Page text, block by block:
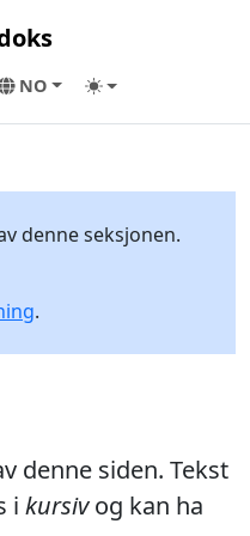
NO
denne seksjonen.
.
denne siden. Tekst
i kursivog kan ha